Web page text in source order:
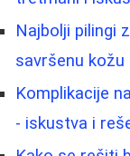
Najbolji pilingi
savršenu kožu
Komplikacije
- iskustva i